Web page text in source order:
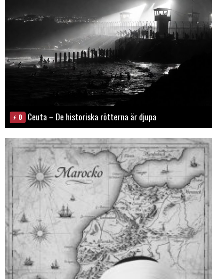
0 Ceuta – De historiska rötterna är djupa